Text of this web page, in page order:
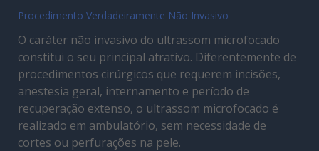
Procedimento Verdadeiramente Não Invasivo
O caráter não invasivo do ultrassom microfocado
constitui o seu principal atrativo. Diferentemente de
procedimentos cirúrgicos que requerem incisões,
anestesia geral, internamento e período de
recuperação extenso, o ultrassom microfocado é
realizado em ambulatório, sem necessidade de
cortes ou perfurações na pele.